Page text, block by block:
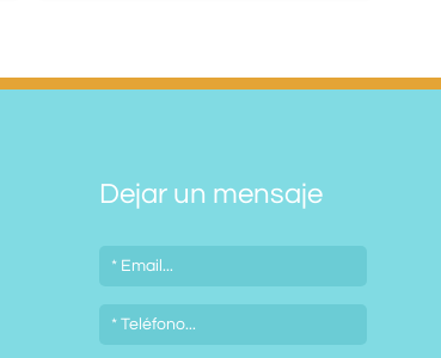
Dejar un mensaje